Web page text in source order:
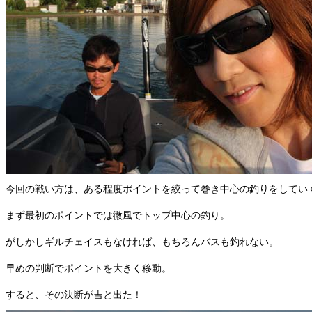
今回の戦い方は、ある程度ポイントを絞って巻き中心の釣りをしてい
まず最初のポイントでは微風でトップ中心の釣り。
がしかしギルチェイスもなければ、もちろんバスも釣れない。
早めの判断でポイントを大きく移動。
すると、その決断が吉と出た！